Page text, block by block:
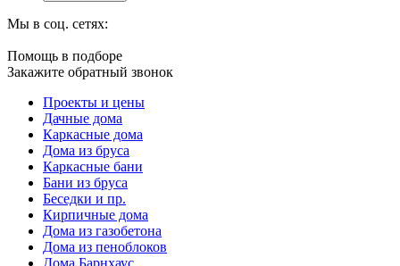
Мы в соц. сетях:
Помощь в подборе
Закажите обратный звонок
Проекты и цены
Дачные дома
Каркасные дома
Дома из бруса
Каркасные бани
Бани из бруса
Беседки и пр.
Кирпичные дома
Дома из газобетона
Дома из пеноблоков
Дома Барнхаус